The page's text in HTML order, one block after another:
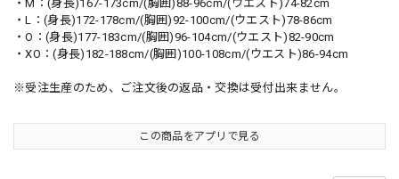
・M：(身長)167-173cm/(胸囲)88-96cm/(ウエスト)74-82cm
・L：(身長)172-178cm/(胸囲)92-100cm/(ウエスト)78-86cm
・O：(身長)177-183cm/(胸囲)96-104cm/(ウエスト)82-90cm
・XO：(身長)182-188cm/(胸囲)100-108cm/(ウエスト)86-94cm
※受注生産のため、ご注文後の返品・交換は受付出来ません。
この商品をアプリで見る